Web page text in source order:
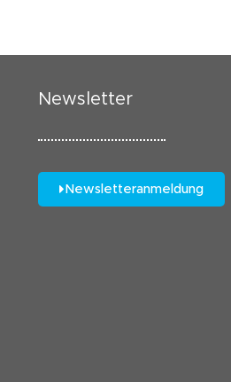
Newsletter
Newsletteranmeldung